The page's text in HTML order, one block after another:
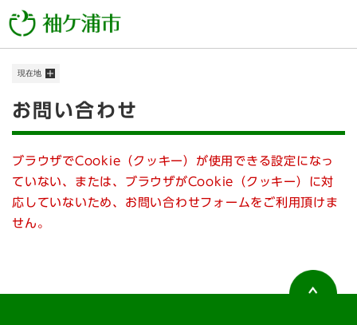
ー
メニューを飛ばして本文へ
現在地
本
お問い合わせ
ブラウザでCookie（クッキー）が使用できる設定になっ
ていない、または、ブラウザがCookie（クッキー）に対
応していないため、お問い合わせフォームをご利用頂けま
せん。